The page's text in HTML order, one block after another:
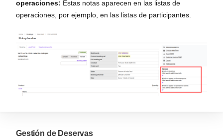
operaciones: Estas notas aparecen en las listas de
operaciones, por ejemplo, en las listas de participantes.
Gestión de Deservas